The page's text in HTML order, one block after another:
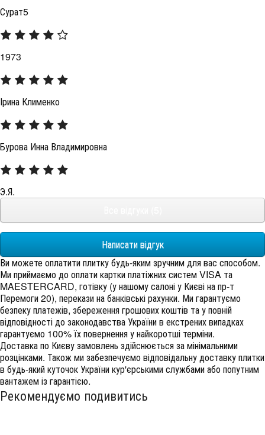
Сурат5
1973
Ірина Клименко
Бурова Инна Владимировна
Э.Я.
Написати відгук
Ви можете оплатити плитку будь-яким зручним для вас способом.
Ми приймаємо до оплати картки платіжних систем VISA та
MAESTERCARD, готівку (у нашому салоні у Києві на пр-т
Перемоги 20), перекази на банківські рахунки. Ми гарантуємо
безпеку платежів, збереження грошових коштів та у повній
відповідності до законодавства України в екстрених випадках
гарантуємо 100% їх повернення у найкоротші терміни.
Доставка по Києву замовлень здійснюється за мінімальними
розцінками. Також ми забезпечуємо відповідальну доставку плитки
в будь-який куточок України кур'єрськими службами або попутним
вантажем із гарантією.
Рекомендуємо подивитись